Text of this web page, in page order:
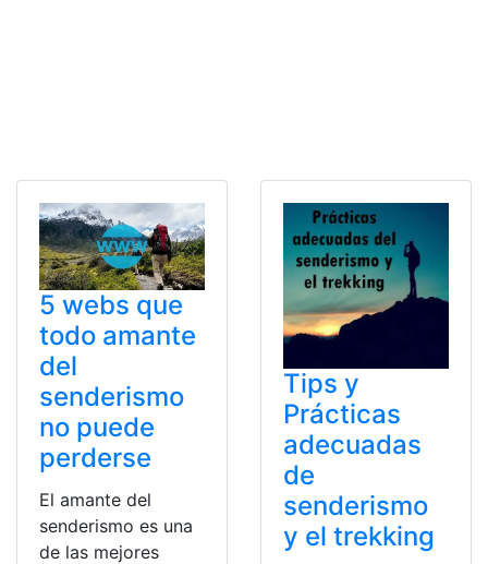
5 webs que
todo amante
del
senderismo
no puede
perderse
El amante del
senderismo es una
de las mejores
Tips y
Prácticas
adecuadas
de
senderismo
y el trekking